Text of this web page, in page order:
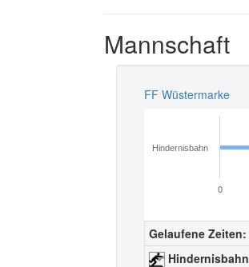
Mannschaft
FF Wüstermarke
Hindernisbahn
0
Gelaufene Zeiten:
Hindernisbahn